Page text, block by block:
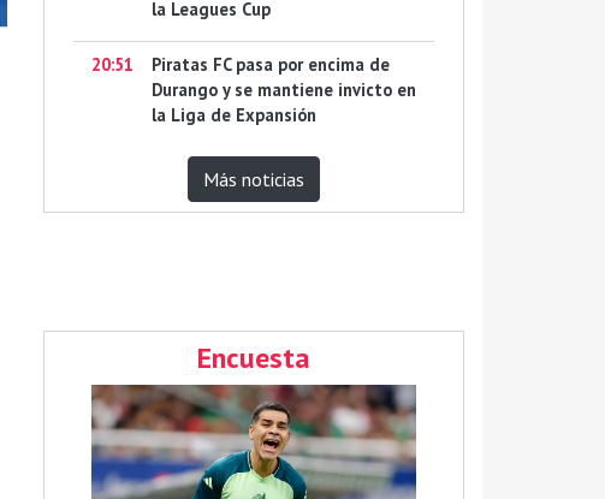
la Leagues Cup
20:51
Piratas FC pasa por encima de
Durango y se mantiene invicto en
la Liga de Expansión
Más noticias
Encuesta